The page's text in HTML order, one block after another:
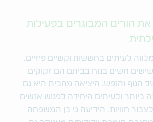
הורים המבוגרים בפעילות
לעיתים בחששות וקשיים פיזיים.
חשים בנוח בביתם הם זקוקים
הגוף והנפש. היציאה מהבית היא גם
ביותר ולעיתים היחידה לפגוש אנשים
חוויות. הידיעה כי בן המשפחה